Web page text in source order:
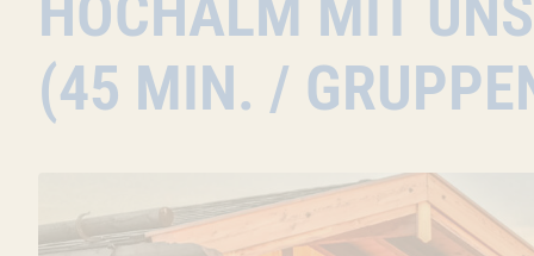
(45 MIN. /